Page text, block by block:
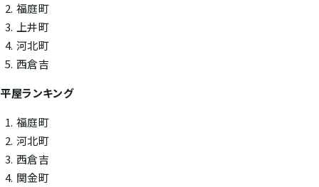
福庭町
上井町
河北町
西倉吉
平屋ランキング
福庭町
河北町
西倉吉
関金町